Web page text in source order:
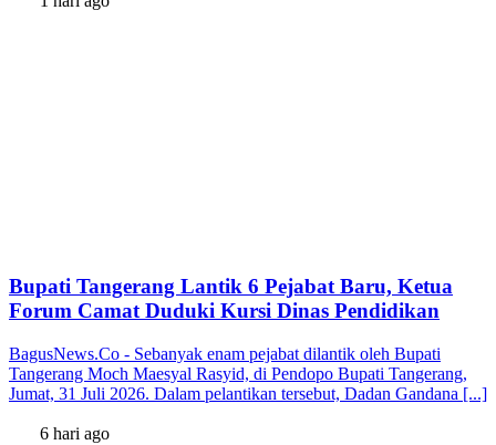
Bupati Tangerang Lantik 6 Pejabat Baru, Ketua
Forum Camat Duduki Kursi Dinas Pendidikan
BagusNews.Co - Sebanyak enam pejabat dilantik oleh Bupati
Tangerang Moch Maesyal Rasyid, di Pendopo Bupati Tangerang,
Jumat, 31 Juli 2026. Dalam pelantikan tersebut, Dadan Gandana [...]
6 hari ago